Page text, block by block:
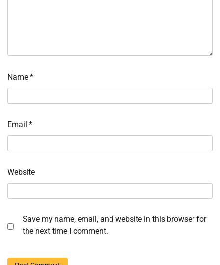
Name *
Email *
Website
Save my name, email, and website in this browser for
the next time I comment.